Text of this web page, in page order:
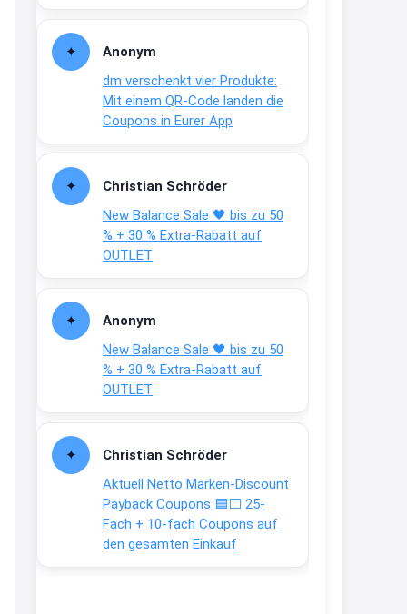
Anonym
dm verschenkt vier Produkte:
Mit einem QR-Code landen die
Coupons in Eurer App
Christian Schröder
New Balance Sale 🖤 bis zu 50
% + 30 % Extra-Rabatt auf
OUTLET
Anonym
New Balance Sale 🖤 bis zu 50
% + 30 % Extra-Rabatt auf
OUTLET
Christian Schröder
Aktuell Netto Marken-Discount
Payback Coupons 🟦⬜ 25-
Fach + 10-fach Coupons auf
den gesamten Einkauf
Joachim
www.linda.de/vorteile/coupons/...
2:21
↩
Gratis Hitzewarn-Aufkleber /
verfärbt sich ab 28 Grad /siehe
Text weiter unten
shop.bioeg.de/aufkleber-
achtun...
↩
Joachim
Gratis personalisierte 7-Tage
Ration Micronährstoffe/ Vitamine
↩
Joachim